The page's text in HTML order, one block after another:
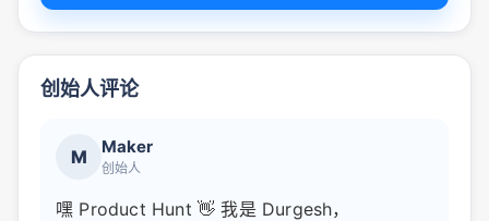
创始人评论
M Maker
创始人
嘿 Product Hunt 👋 我是 Durgesh，